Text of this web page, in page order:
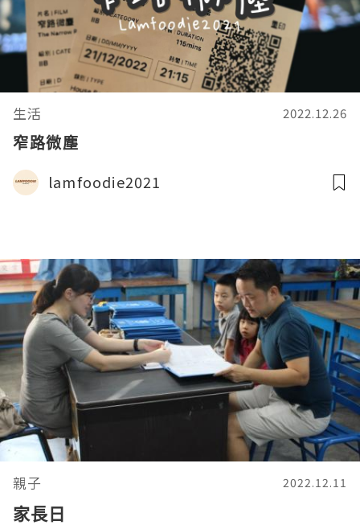
生活 2022.12.26
窄路微塵
lamfoodie2021
親子 2022.12.11
家長日